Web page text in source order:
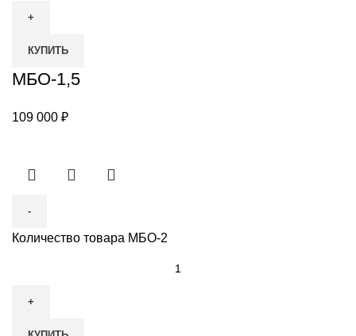
КУПИТЬ
МБО-1,5
109 000 ₽
Количество товара МБО-2